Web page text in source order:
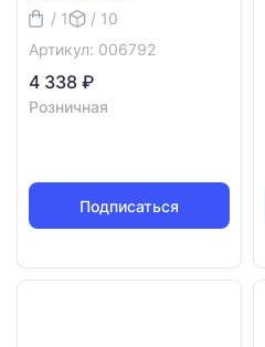
/ 1
/ 10
Артикул: 006792
4 338 ₽
Розничная
Подписаться